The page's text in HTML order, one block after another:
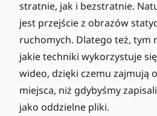
stratnie, jak i bezstratnie.
jest przejście z obrazów
ruchomych. Dlatego też, tym
jakie techniki wykorzystuje
wideo, dzięki czemu zajmują
miejsca, niż gdybyśmy
jako oddzielne pliki.